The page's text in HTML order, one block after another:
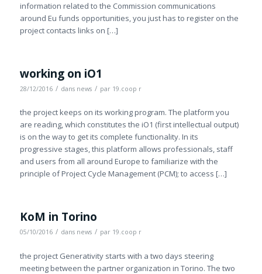
information related to the Commission communications
around Eu funds opportunities, you just has to register on the
project contacts links on […]
working on iO1
28/12/2016 / dans news / par 19.coop r
the project keeps on its working program. The platform you
are reading, which constitutes the iO1 (first intellectual output)
is on the way to get its complete functionality. In its
progressive stages, this platform allows professionals, staff
and users from all around Europe to familiarize with the
principle of Project Cycle Management (PCM); to access […]
KoM in Torino
05/10/2016 / dans news / par 19.coop r
the project Generativity starts with a two days steering
meeting between the partner organization in Torino. The two